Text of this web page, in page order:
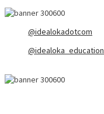
@idealokadotcom